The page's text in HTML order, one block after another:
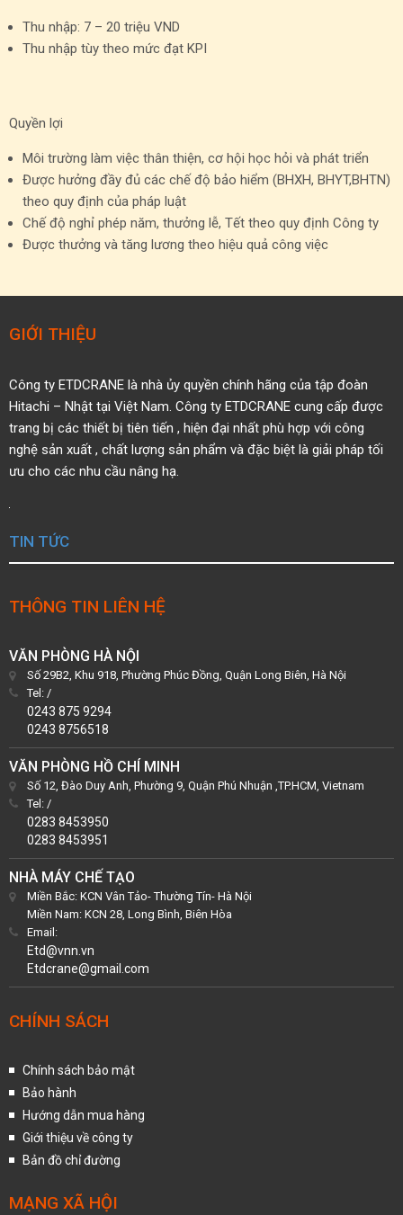
Thu nhập: 7 – 20 triệu VND
Thu nhập tùy theo mức đạt KPI
Quyền lợi
Môi trường làm việc thân thiện, cơ hội học hỏi và phát triển
Được hưởng đầy đủ các chế độ bảo hiểm (BHXH, BHYT,BHTN)
theo quy định của pháp luật
Chế độ nghỉ phép năm, thưởng lễ, Tết theo quy định Công ty
Được thưởng và tăng lương theo hiệu quả công việc
GIỚI THIỆU
Công ty ETDCRANE là nhà ủy quyền chính hãng của tập đoàn
Hitachi – Nhật tại Việt Nam. Công ty ETDCRANE cung cấp được
trang bị các thiết bị tiên tiến , hiện đại nhất phù hợp với công
nghệ sản xuất , chất lượng sản phẩm và đặc biệt là giải pháp tối
ưu cho các nhu cầu nâng hạ.
TIN TỨC
THÔNG TIN LIÊN HỆ
VĂN PHÒNG HÀ NỘI
Số 29B2, Khu 918, Phường Phúc Đồng, Quận Long Biên, Hà Nội
Tel:
0243 875 9294
/
0243 8756518
VĂN PHÒNG HỒ CHÍ MINH
Số 12, Đào Duy Anh, Phường 9, Quận Phú Nhuận ,TP.HCM, Vietnam
Tel:
0283 8453950
/
0283 8453951
NHÀ MÁY CHẾ TẠO
Miền Bắc: KCN Vân Tảo- Thường Tín- Hà Nội
Miền Nam: KCN 28, Long Bình, Biên Hòa
Email:
Etd@vnn.vn
Etdcrane@gmail.com
CHÍNH SÁCH
Chính sách bảo mật
Bảo hành
Hướng dẫn mua hàng
Giới thiệu về công ty
Bản đồ chỉ đường
MẠNG XÃ HỘI